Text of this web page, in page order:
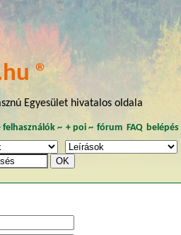
®
Egyesület hivatalos oldala
felhasználók~ + poi~ fórum FAQ belépés